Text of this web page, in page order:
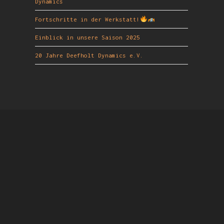
Fortschritte in der Werkstatt!
Einblick in unsere Saison 2025
20 Jahre Deefholt Dynamics e.V.